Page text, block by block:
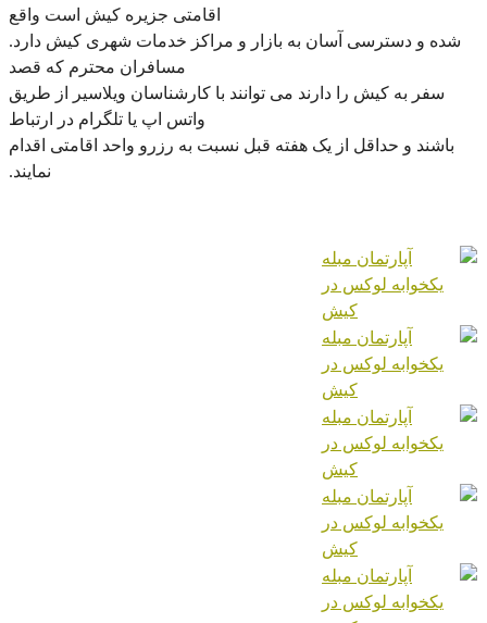
اقامتی جزیره کیش است واقع
شده و دسترسی آسان به بازار و مراکز خدمات شهری کیش دارد.
مسافران محترم که قصد
سفر به کیش را دارند می توانند با کارشناسان ویلاسیر از طریق
واتس اپ یا تلگرام در ارتباط
باشند و حداقل از یک هفته قبل نسبت به رزرو واحد اقامتی اقدام
نمایند.